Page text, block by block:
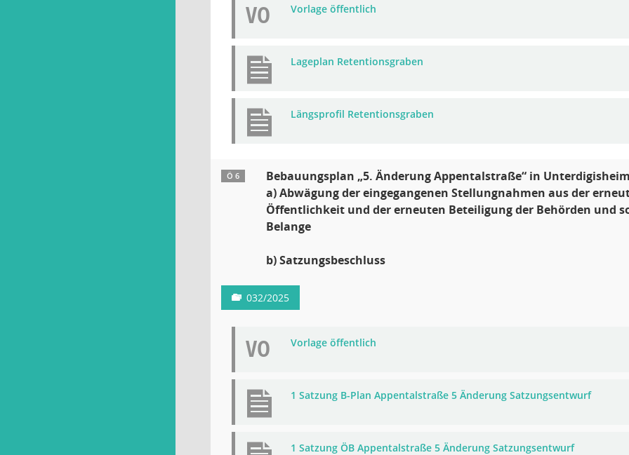
VO Vorlage öffentlich
Lageplan Retentionsgraben
Längsprofil Retentionsgraben
Ö 6
Bebauungsplan „5. Änderung Appentalstraße“ in
a) Abwägung der eingegangenen Stellungnahmen aus der
Öffentlichkeit und der erneuten Beteiligung der Behörden und
Belange
b) Satzungsbeschluss
032/2025
VO Vorlage öffentlich
1 Satzung B-Plan Appentalstraße 5 Änderung Satzungsentwurf
1 Satzung ÖB Appentalstraße 5 Änderung Satzungsentwurf